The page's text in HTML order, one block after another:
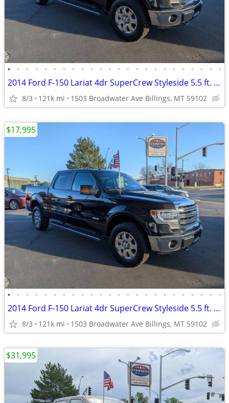
• • • • • • • • • • • • • • • • • • • • • • • •
2014 Ford F-150 Lariat 4dr SuperCrew Styleside 5.5 ft. SB Pickup Truc
8/3 121k mi 1503 Broadwater Ave Billings, MT 59102
• • • • • • • • • • • • • • • • • • • • • • • •
2014 Ford F-150 Lariat 4dr SuperCrew Styleside 5.5 ft. SB Pickup Truc
8/3 121k mi 1503 Broadwater Ave Billings, MT 59102
$17,995
$31,995